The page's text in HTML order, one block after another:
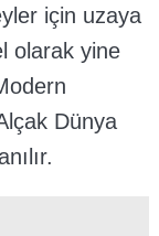
için uzaya
olarak yine
Dünya